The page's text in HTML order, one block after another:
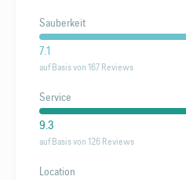
Sauberkeit
7.1
auf Basis von 167 Reviews
Service
9.3
auf Basis von 126 Reviews
Location